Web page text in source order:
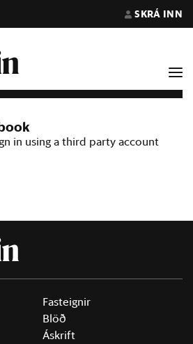
SKRÁ INN
in using a third party account
Fasteignir
Blöð
Áskrift